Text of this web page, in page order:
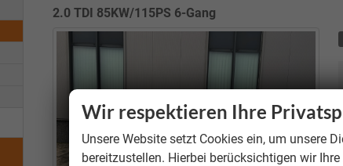
2.0 TDI 85KW/115PS 6-Gang
Wir respektieren Ihre
Unsere Website setzt Cookies ein, um unsere
bereitzustellen. Hierbei berücksichtigen wir